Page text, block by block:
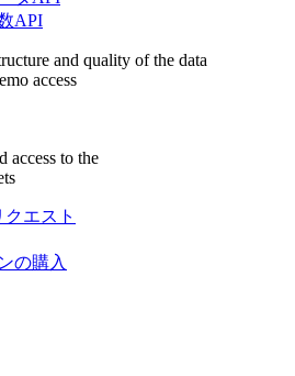
API
and quality of the data
access
access to the
エスト
の購入